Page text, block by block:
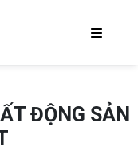
ĐỘNG SẢN